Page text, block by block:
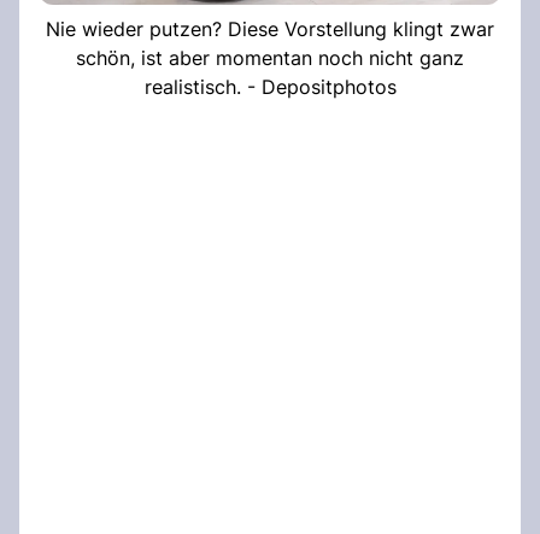
Nie wieder putzen? Diese Vorstellung klingt zwar
schön, ist aber momentan noch nicht ganz
realistisch. - Depositphotos